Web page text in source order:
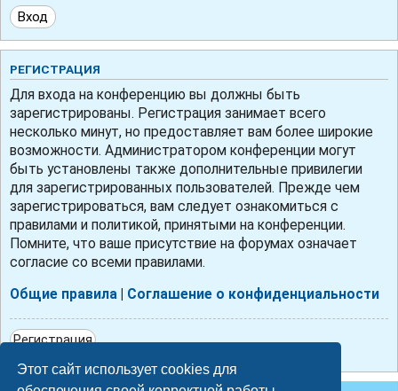
Этот сайт использует cookies для
РЕГИСТРАЦИЯ
Для входа на конференцию вы должны быть
зарегистрированы. Регистрация занимает всего
несколько минут, но предоставляет вам более широкие
возможности. Администратором конференции могут
быть установлены также дополнительные привилегии
для зарегистрированных пользователей. Прежде чем
зарегистрироваться, вам следует ознакомиться с
правилами и политикой, принятыми на конференции.
Помните, что ваше присутствие на форумах означает
согласие со всеми правилами.
Общие правила Соглашение о конфиденциальности
Регистрация